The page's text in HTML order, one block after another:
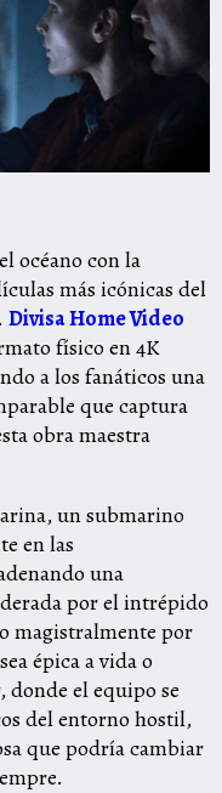
océano con la
más icónicas del
Divisa Home Video
físico en 4K
a los fanáticos una
que captura
obra maestra
un submarino
en las
una
por el intrépido
magistralmente por
épica a vida o
el equipo se
del entorno hostil,
que podría cambiar